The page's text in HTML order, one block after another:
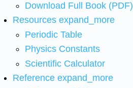
Download Full Book (PDF)
Resources expand_more
Periodic Table
Physics Constants
Scientific Calculator
Reference expand_more